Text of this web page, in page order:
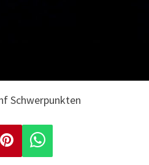
Schwerpunkten